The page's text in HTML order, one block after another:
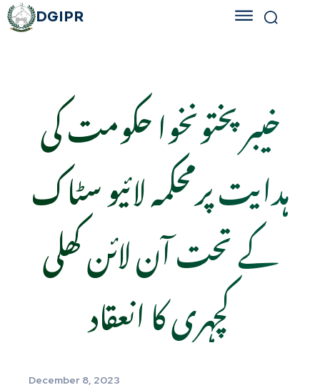
DGIPR
خیبر پختونخوا حکومت کی
ہدایت پرمحکمہ لائیو سٹاک
کے تحت آن لائن کھلی
کچہری کا انعقاد
December 8, 2023